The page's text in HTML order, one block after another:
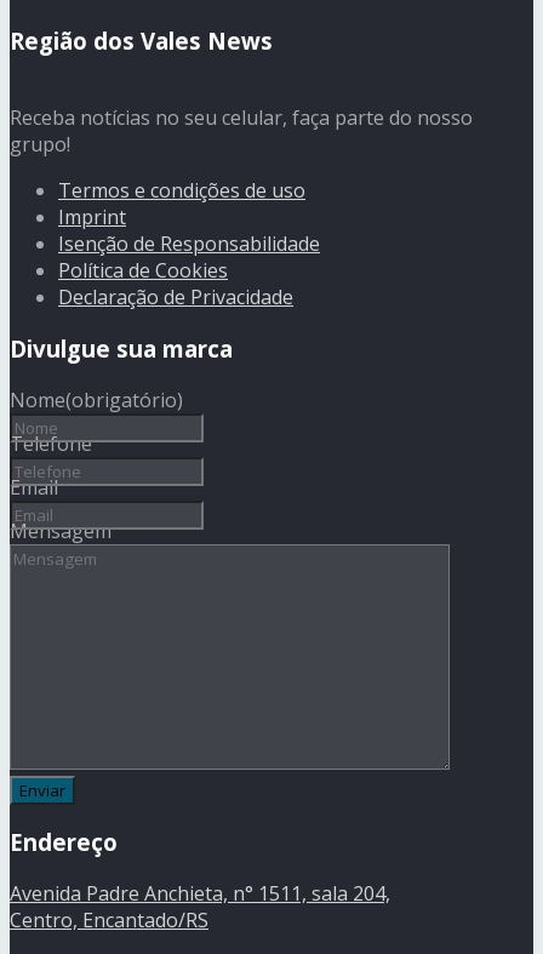
Região dos Vales News
Receba notícias no seu celular, faça parte do nosso
grupo!
Termos e condições de uso
Imprint
Isenção de Responsabilidade
Política de Cookies
Declaração de Privacidade
Divulgue sua marca
Nome(obrigatório)
Telefone
Email
Mensagem
Endereço
Avenida Padre Anchieta, n° 1511, sala 204,
Centro, Encantado/RS